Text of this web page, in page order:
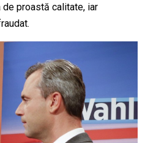
proastă calitate, iar